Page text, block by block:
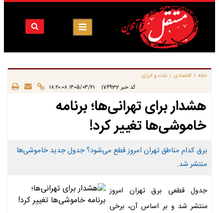
خانه | اقتصادی | نفت و انرژی
کد خبر 176932 ۱۴۰۵/۰۳/۲۱ ۱۸:۲۰:۰۸
هشدار برای تهرانی‌ها؛ برنامه
خاموشی‌ها تغییر کرد!
برق کدام مناطق تهران امروز قطع می‌شود؟ جدول جدید خاموشی‌ها
منتشر شد.
جدول قطعی برق تهران امروز
منتشر شد و بر اساس آن، برخی